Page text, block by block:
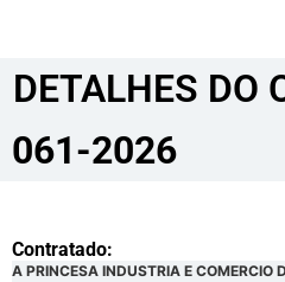
DETALHES DO
061-2026
Contratado:
A PRINCESA INDUSTRIA E COMERCIO